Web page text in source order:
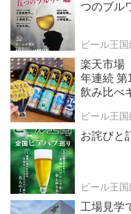
つのブル
ビール王
楽天市場
年連続 第
飲み比べ
ビール王
お詫びと
ビール王
工場見学